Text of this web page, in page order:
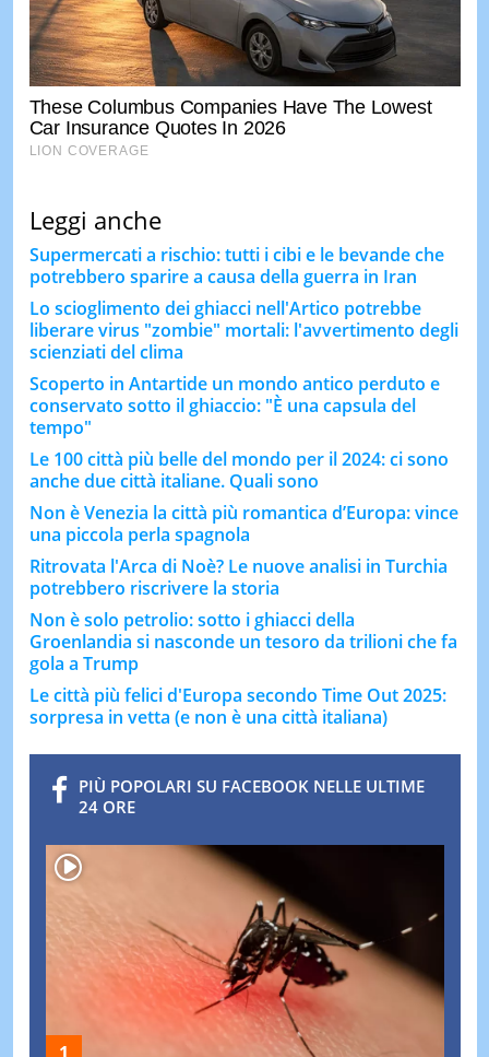
Leggi anche
Supermercati a rischio: tutti i cibi e le bevande che
potrebbero sparire a causa della guerra in Iran
Lo scioglimento dei ghiacci nell'Artico potrebbe
liberare virus "zombie" mortali: l'avvertimento degli
scienziati del clima
Scoperto in Antartide un mondo antico perduto e
conservato sotto il ghiaccio: "È una capsula del
tempo"
Le 100 città più belle del mondo per il 2024: ci sono
anche due città italiane. Quali sono
Non è Venezia la città più romantica d’Europa: vince
una piccola perla spagnola
Ritrovata l'Arca di Noè? Le nuove analisi in Turchia
potrebbero riscrivere la storia
Non è solo petrolio: sotto i ghiacci della
Groenlandia si nasconde un tesoro da trilioni che fa
gola a Trump
Le città più felici d'Europa secondo Time Out 2025:
sorpresa in vetta (e non è una città italiana)
PIÙ POPOLARI SU FACEBOOK NELLE ULTIME
24 ORE